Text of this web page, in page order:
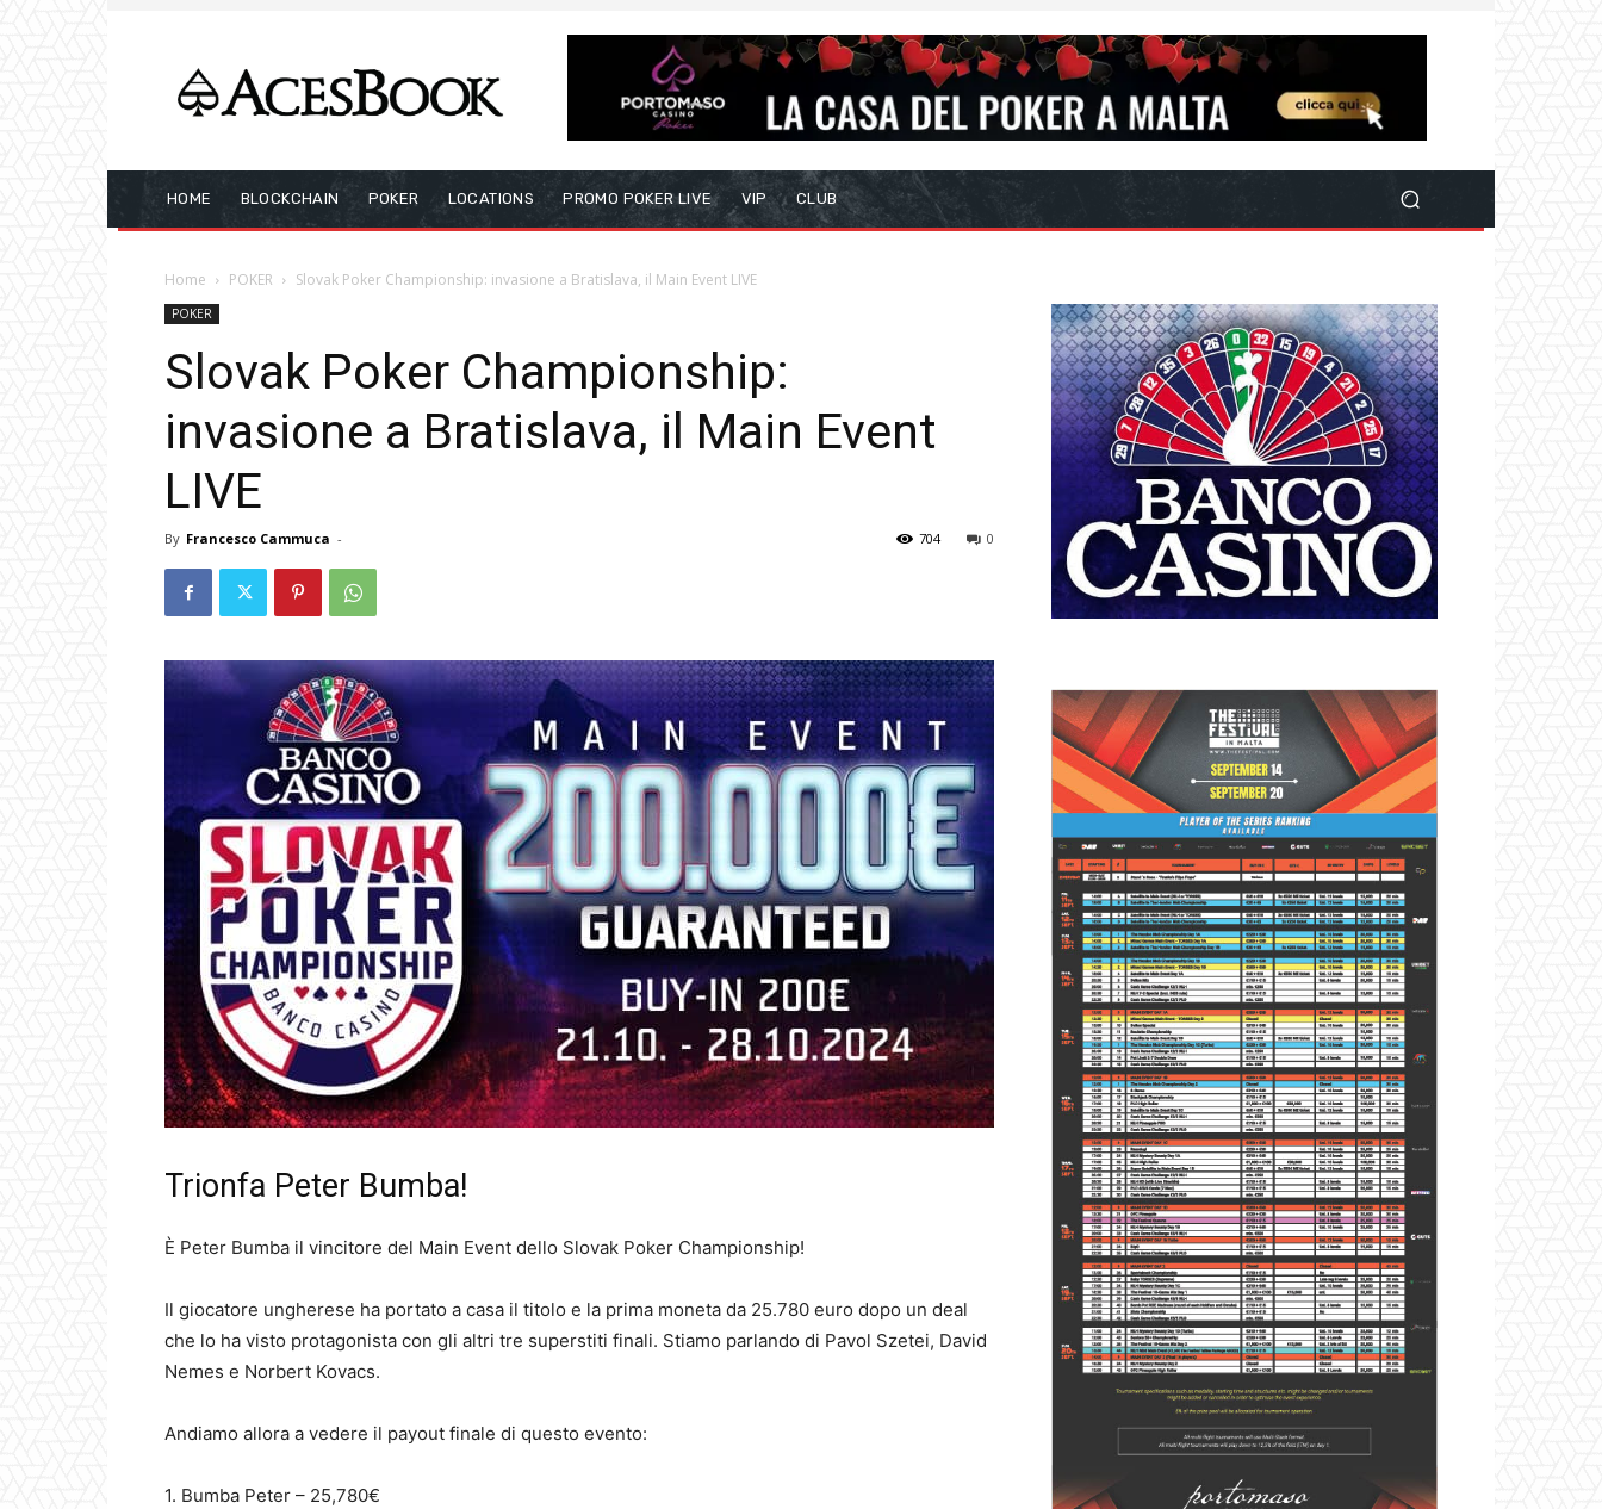
HOME BLOCKCHAIN POKER LOCATIONS PROMO POKER LIVE VIP CLUB
Home POKER Slovak Poker Championship: invasione a Bratislava, il Main Event LIVE
POKER
Slovak Poker Championship:
invasione a Bratislava, il Main Event
LIVE
By Francesco Cammuca - 0
704
Trionfa Peter Bumba!
È Peter Bumba il vincitore del Main Event dello Slovak Poker Championship!
Il giocatore ungherese ha portato a casa il titolo e la prima moneta da 25.780 euro dopo un deal
che lo ha visto protagonista con gli altri tre superstiti finali. Stiamo parlando di Pavol Szetei, David
Nemes e Norbert Kovacs.
Andiamo allora a vedere il payout finale di questo evento:
1. Bumba Peter – 25,780€